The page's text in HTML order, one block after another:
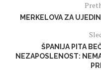
MERKELOVA ZA
ŠPANIJA PITA
NEZAPOSLENOST: